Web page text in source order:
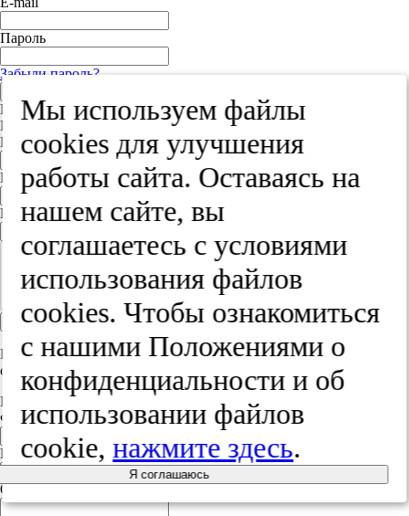
Пароль
Забыли пароль?
Вход
Регистрация
E-mail
Пароль
Повторите пароль
Зарегистрироваться
Войдите на сайт, используя вашу учетную запись в одном из
сервисов
Регистрация
Фамилия
Имя
Отчество
Мы используем файлы
cооkies для улучшения
работы сайта. Оставаясь на
нашем сайте, вы
соглашаетесь с условиями
использования файлов
cооkies. Чтобы ознакомиться
с нашими Положениями о
конфиденциальности и об
использовании файлов
cookie,нажмите здесь.
Я соглашаюсь